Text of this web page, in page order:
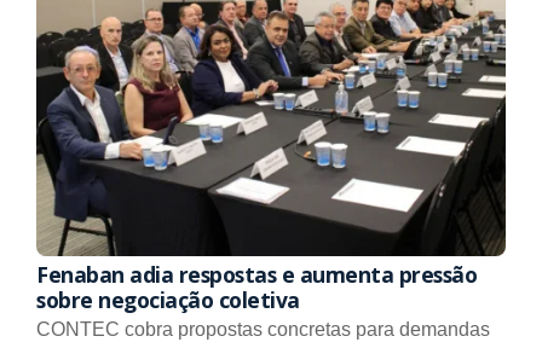
Fenaban adia respostas e aumenta pressão
sobre negociação coletiva
CONTEC cobra propostas concretas para demandas